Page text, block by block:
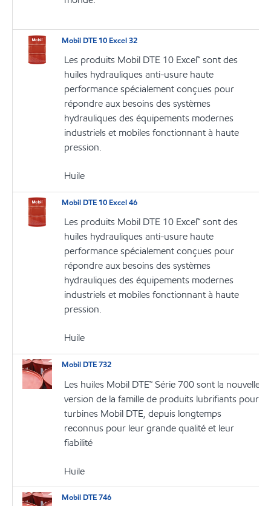
Mobil DTE 10 Excel 32
Les produits Mobil DTE 10 Excel™ sont des
huiles hydrauliques anti-usure haute
performance spécialement conçues pour
répondre aux besoins des systèmes
hydrauliques des équipements modernes
industriels et mobiles fonctionnant à haute
pression.
Huile
Mobil DTE 10 Excel 46
Les produits Mobil DTE 10 Excel™ sont des
huiles hydrauliques anti-usure haute
performance spécialement conçues pour
répondre aux besoins des systèmes
hydrauliques des équipements modernes
industriels et mobiles fonctionnant à haute
pression.
Huile
Mobil DTE 732
Les huiles Mobil DTE™ Série 700 sont la nouvelle
version de la famille de produits lubrifiants pour
turbines Mobil DTE, depuis longtemps
reconnus pour leur grande qualité et leur
fiabilité
Huile
Mobil DTE 746